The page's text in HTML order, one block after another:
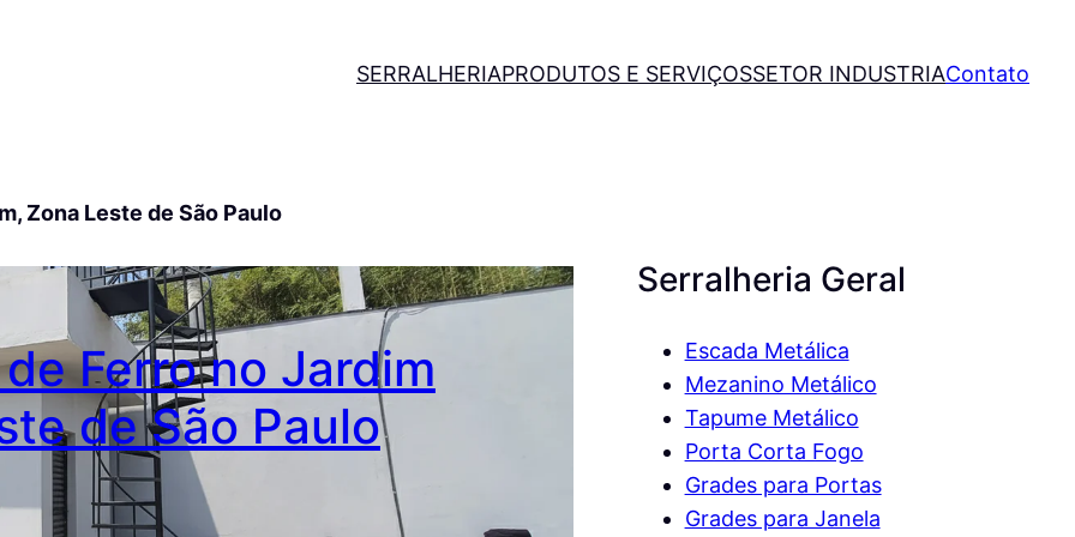
SERRALHERIAPRODUTOS E SERVIÇOSSETOR INDUSTRIAContato
Zona Leste de São Paulo
Ferro no Jardim
de São Paulo
Serralheria Geral
Escada Metálica
Mezanino Metálico
Tapume Metálico
Porta Corta Fogo
Grades para Portas
Grades para Janela